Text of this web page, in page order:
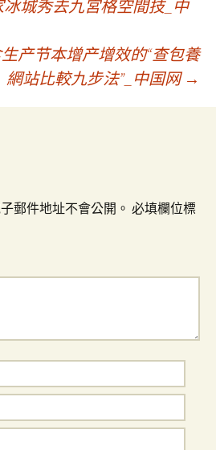
城秀去九宮格空間技_中
产节本增产增效的“查包養
網站比較九步法”_中国网 →
郵件地址不會公開。 必填欄位標